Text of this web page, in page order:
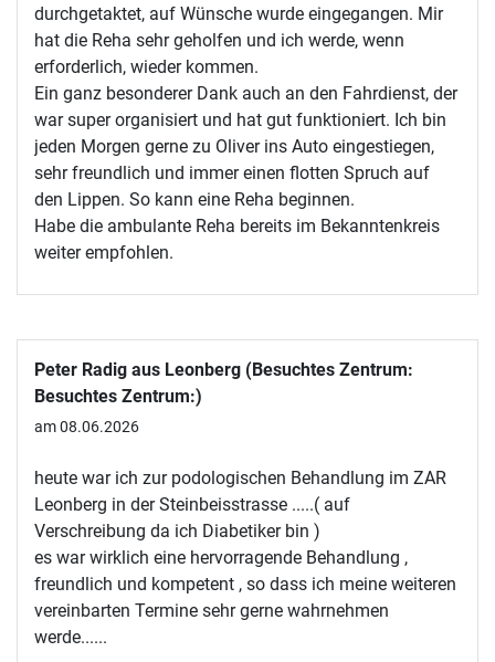
durchgetaktet, auf Wünsche wurde eingegangen. Mir
hat die Reha sehr geholfen und ich werde, wenn
erforderlich, wieder kommen.
Ein ganz besonderer Dank auch an den Fahrdienst, der
war super organisiert und hat gut funktioniert. Ich bin
jeden Morgen gerne zu Oliver ins Auto eingestiegen,
sehr freundlich und immer einen flotten Spruch auf
den Lippen. So kann eine Reha beginnen.
Habe die ambulante Reha bereits im Bekanntenkreis
weiter empfohlen.
Peter Radig aus Leonberg (Besuchtes Zentrum:
Besuchtes Zentrum:)
am 08.06.2026
heute war ich zur podologischen Behandlung im ZAR
Leonberg in der Steinbeisstrasse .....( auf
Verschreibung da ich Diabetiker bin )
es war wirklich eine hervorragende Behandlung ,
freundlich und kompetent , so dass ich meine weiteren
vereinbarten Termine sehr gerne wahrnehmen
werde......